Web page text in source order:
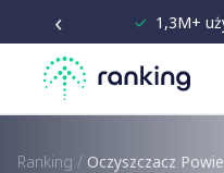
‹ ✓
Ranking / Oczyszczacz